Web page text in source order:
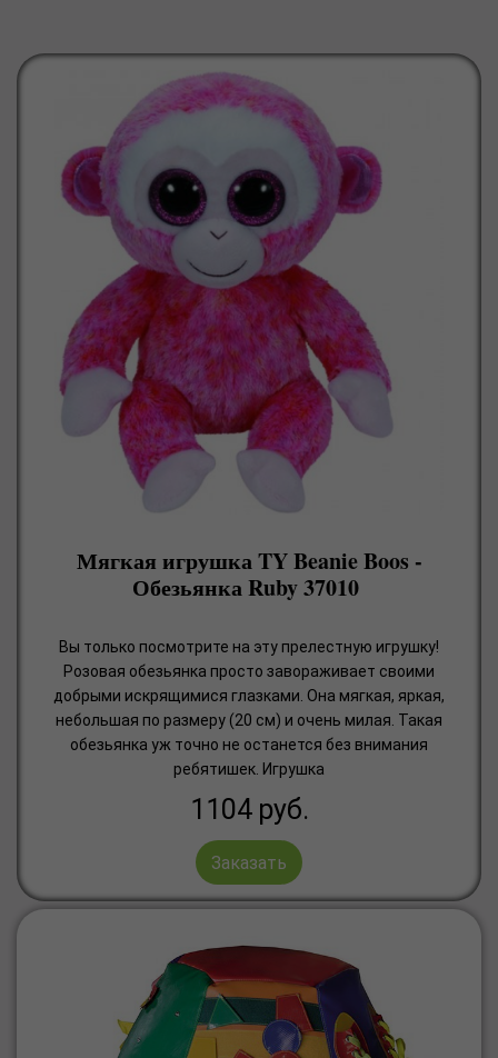
Мягкая игрушка TY Beanie Boos -
Обезьянка Ruby 37010
Вы только посмотрите на эту прелестную игрушку!
Розовая обезьянка просто завораживает своими
добрыми искрящимися глазками. Она мягкая, яркая,
небольшая по размеру (20 см) и очень милая. Такая
обезьянка уж точно не останется без внимания
ребятишек. Игрушка
1104 руб.
Заказать